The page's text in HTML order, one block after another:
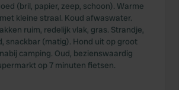
(bril, papier, zeep, schoon). Warme
kleine straal. Koud afwaswater.
ruim, redelijk vlak, gras. Strandje,
snackbar (matig). Hond uit op groot
camping. Oud, bezienswaardig
op 7 minuten fietsen.